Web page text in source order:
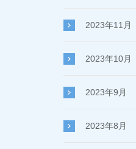
2023年11月
2023年10月
2023年9月
2023年8月